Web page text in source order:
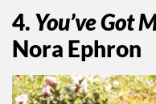
4. You’ve Got
Nora Ephron